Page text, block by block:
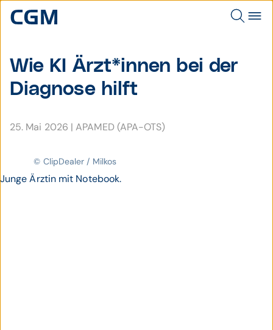
Wie KI Ärzt*innen bei der
Diagnose hilft
25. Mai 2026 |APAMED (APA-OTS)
© ClipDealer / Milkos
Junge Ärztin mit Notebook.